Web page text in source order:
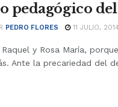
pedagógico
PEDRO FLORES 11 JULIO, 2014
Raquel y Rosa María,
Ante la precariedad del